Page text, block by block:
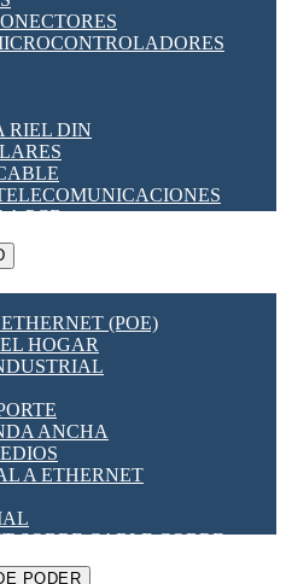
CARRERA
Y TC'S DE CORRIENTE
LÓGICO PROGRAMABLES
HORARIO
[VDF]
RIEL DIN
A PCB
SSR
POTENCIA
(POE)
HOGAR
ANCHA
A ETHERNET
SOBRE CABLE COBRE
PODER